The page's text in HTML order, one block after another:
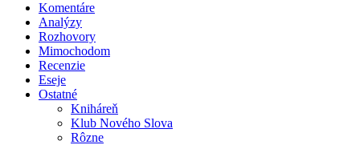
Komentáre
Analýzy
Rozhovory
Mimochodom
Recenzie
Eseje
Ostatné
Kniháreň
Klub Nového Slova
Rôzne